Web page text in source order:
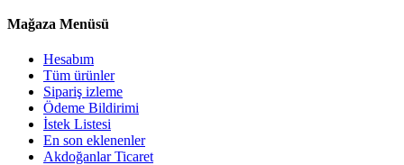
Mağaza Menüsü
Hesabım
Tüm ürünler
Sipariş izleme
Ödeme Bildirimi
İstek Listesi
En son eklenenler
Akdoğanlar Ticaret